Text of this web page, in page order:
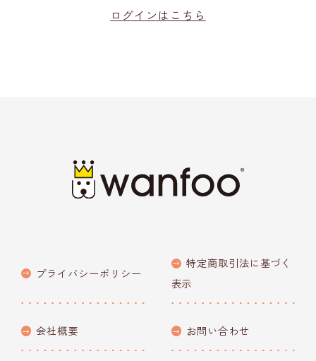
ログインはこちら
プライバシーポリシー
特定商取引法に基づく
表示
会社概要 お問い合わせ